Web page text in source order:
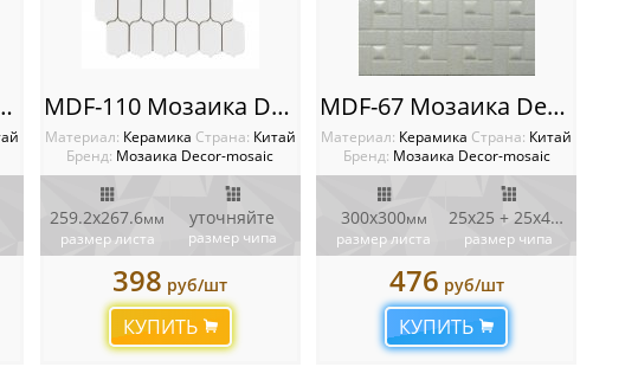
mosaic MDF-110 Мозаика Decor-mosaic
Материал: Керамика Cтрана: Китай
Бренд: Мозаика Decor-mosaic
259.2х267.6мм
размер листа
уточняйте
размер чипа
398 руб/шт
КУПИТЬ
MDF-67 Мозаика Decor-mosaic
Материал: Керамика Cтрана: Китай
Бренд: Мозаика Decor-mosaic
300x300мм
размер листа
25х25 + 25х48мм
размер чипа
476 руб/шт
КУПИТЬ